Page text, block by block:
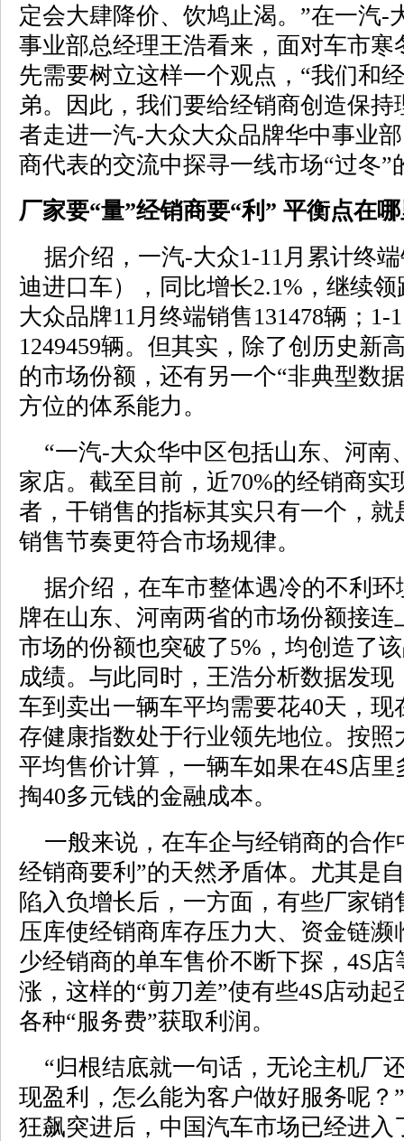
定会大肆降价、饮鸠止渴。”在一汽-
事业部总经理王浩看来，面对车市
先需要树立这样一个观点，“我们和
弟。因此，我们要给经销商创造保持
者走进一汽-大众大众品牌华中事业
商代表的交流中探寻一线市场“过冬”
厂家要“量”经销商要“利” 平衡点在
据介绍，一汽-大众1-11月累计终端
迪进口车），同比增长2.1%，继续
大众品牌11月终端销售131478辆；1-
1249459辆。但其实，除了创历史新
的市场份额，还有另一个“非典型数
方位的体系能力。
“一汽-大众华中区包括山东、河南
家店。截至目前，近70%的经销商实
者，干销售的指标其实只有一个，
销售节奏更符合市场规律。
据介绍，在车市整体遇冷的不利环
牌在山东、河南两省的市场份额接连
市场的份额也突破了5%，均创造了
成绩。与此同时，王浩分析数据发
车到卖出一辆车平均需要花40天，现
存健康指数处于行业领先地位。按照
平均售价计算，一辆车如果在4S店
掏40多元钱的金融成本。
一般来说，在车企与经销商的合作
经销商要利”的天然矛盾体。尤其是
陷入负增长后，一方面，有些厂家
压库使经销商库存压力大、资金链
少经销商的单车售价不断下探，4S
涨，这样的“剪刀差”使有些4S店动
各种“服务费”获取利润。
“归根结底就一句话，无论主机厂
现盈利，怎么能为客户做好服务呢？
狂飙突进后，中国汽车市场已经进入